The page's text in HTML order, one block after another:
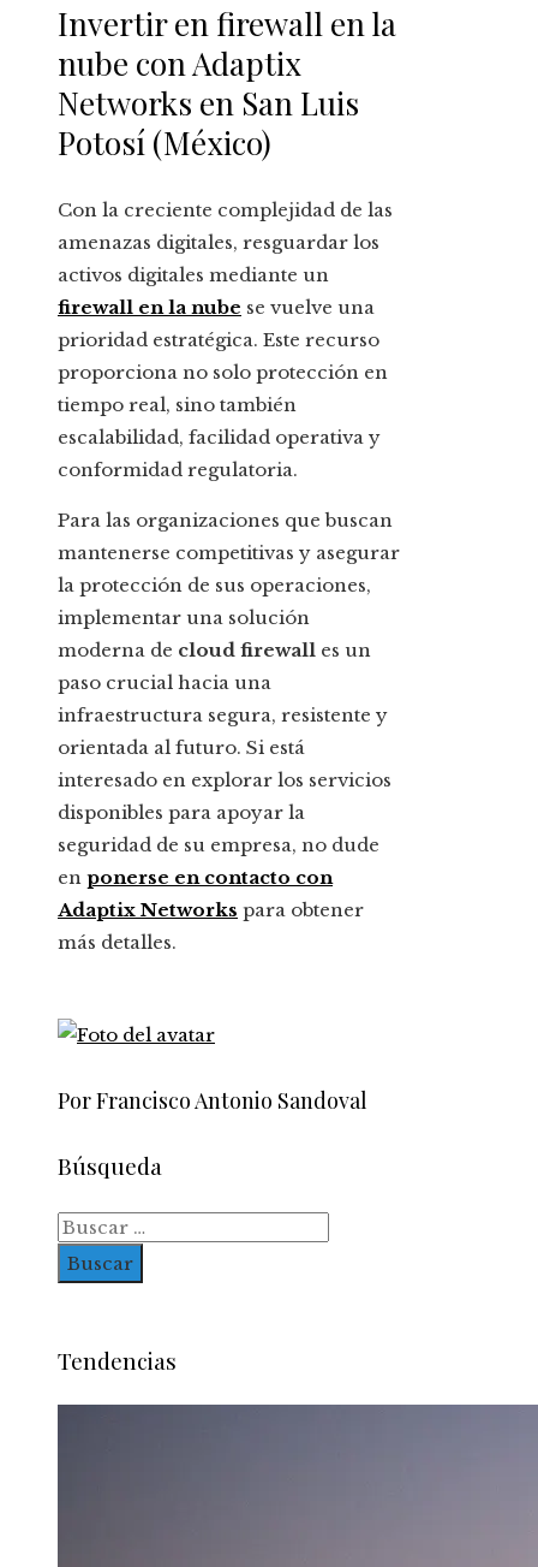
Invertir en firewall en la
nube con Adaptix
Networks en San Luis
Potosí (México)
Con la creciente complejidad de las
amenazas digitales, resguardar los
activos digitales mediante un
firewall en la nube se vuelve una
prioridad estratégica. Este recurso
proporciona no solo protección en
tiempo real, sino también
escalabilidad, facilidad operativa y
conformidad regulatoria.
Para las organizaciones que buscan
mantenerse competitivas y asegurar
la protección de sus operaciones,
implementar una solución
moderna de cloud firewall es un
paso crucial hacia una
infraestructura segura, resistente y
orientada al futuro. Si está
interesado en explorar los servicios
disponibles para apoyar la
seguridad de su empresa, no dude
en ponerse en contacto con
Adaptix Networks para obtener
más detalles.
Por Francisco Antonio Sandoval
Búsqueda
Buscar:
Tendencias